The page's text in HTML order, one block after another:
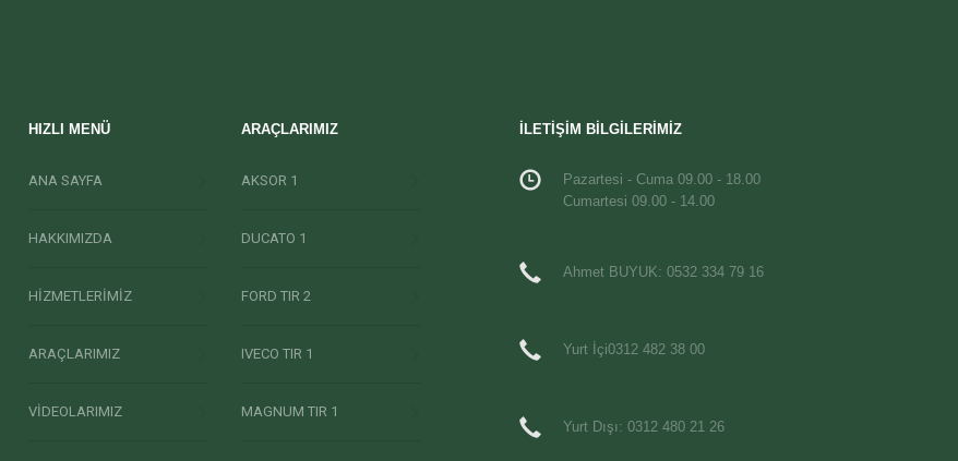
HIZLI MENÜ
ANA SAYFA
HAKKIMIZDA
HİZMETLERİMİZ
ARAÇLARIMIZ
VİDEOLARIMIZ
ARAÇLARIMIZ
AKSOR 1
DUCATO 1
FORD TIR 2
IVECO TIR 1
MAGNUM TIR 1
İLETİŞİM BİLGİLERİMİZ
Pazartesi - Cuma 09.00 - 18.00
Cumartesi 09.00 - 14.00
Ahmet BUYUK: 0532 334 79 16
Yurt İçi0312 482 38 00
Yurt Dışı: 0312 480 21 26